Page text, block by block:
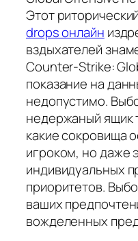
Этот
drops онлайн
вздыхателей
Counter-Strike:
показание на
недопустимо.
недержаный ящик
какие сокровища
игроком, но даже
индивидуальных
приоритетов.
ваших
вожделенных